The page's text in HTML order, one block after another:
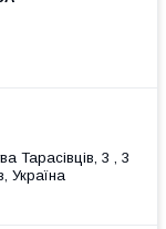
Тарасівців, 3 , 3
Україна